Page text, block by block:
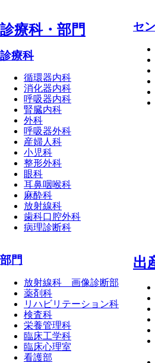
診療科・部⾨
診療科
循環器内科
消化器内科
呼吸器内科
腎臓内科
外科
呼吸器外科
産婦人科
小児科
整形外科
眼科
耳鼻咽喉科
麻酔科
放射線科
歯科口腔外科
病理診断科
セ
部門
放射線科 画像診断部
薬剤科
リハビリテーション科
検査科
栄養管理科
臨床工学科
臨床心理室
看護部
出